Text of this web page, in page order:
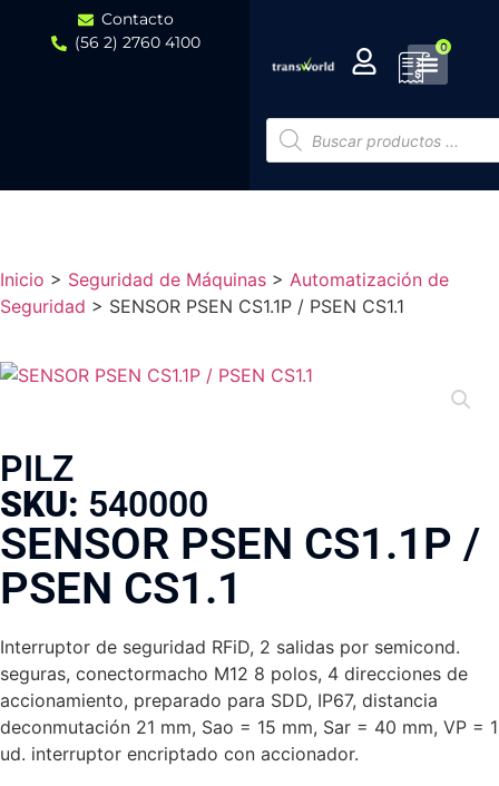
Contacto
(56 2) 2760 4100
0
Inicio > Seguridad de Máquinas > Automatización de
Seguridad > SENSOR PSEN CS1.1P / PSEN CS1.1
PILZ
SKU: 540000
SENSOR PSEN CS1.1P /
PSEN CS1.1
Interruptor de seguridad RFiD, 2 salidas por semicond.
seguras, conectormacho M12 8 polos, 4 direcciones de
accionamiento, preparado para SDD, IP67, distancia
deconmutación 21 mm, Sao = 15 mm, Sar = 40 mm, VP = 1
ud. interruptor encriptado con accionador.